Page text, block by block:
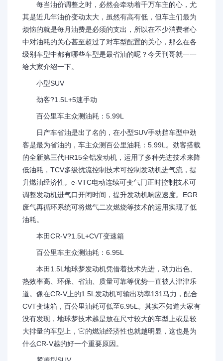
每当油价调整之时，必然会牵动着千万车主的心，尤
其是近几年油价变动太大，虽然有高有低，但车主们最为
烦恼的就是每月油费是必须的支出，所以在不少消费者心
中对油耗的关心甚至超过了对车型配置的关心，那么在各
级别车型中都有哪些车型是最省油的呢？今天刊哥就一一
给大家介绍一下。
小型SUV
劲客?1.5L+5速手动
百公里车主众测油耗：5.99L
日产车省油是出了名的，在小型SUV手动挡车型中劲
客是最为省油的，车主众测百公里油耗：5.99L。劲客搭载
的全新第三代HR15全铝发动机，运用了多种先进技术来降
低油耗，TCV多级扰流控制技术可控制发动机进气流，提
升燃油经济性。e-VTC电动连续可变气门正时控制技术可
调整发动机进气口开闭时间，提升发动机响应速度。EGR
废气再循环系统可将燃气二次燃烧等技术的运用实现了低
油耗。
本田CR-V?1.5L+CVT变速箱
百公里车主众测油耗：6.95L
本田1.5L地球梦发动机凭借着技术先进，动力出色、
热效率高、环保、省油、质量可靠等优势一直被人津津乐
道。像在CR-V上的1.5L发动机可输出功率131马力，配合
CVT变速箱，百公里油耗可低至6.95L。其实不知道大家有
没有发现，地球梦技术越是放在尺寸较大的车型上或是较
大排量的车型上，它的燃油经济性也就越明显，这也是为
什么CR-V越的好一个重要原因。